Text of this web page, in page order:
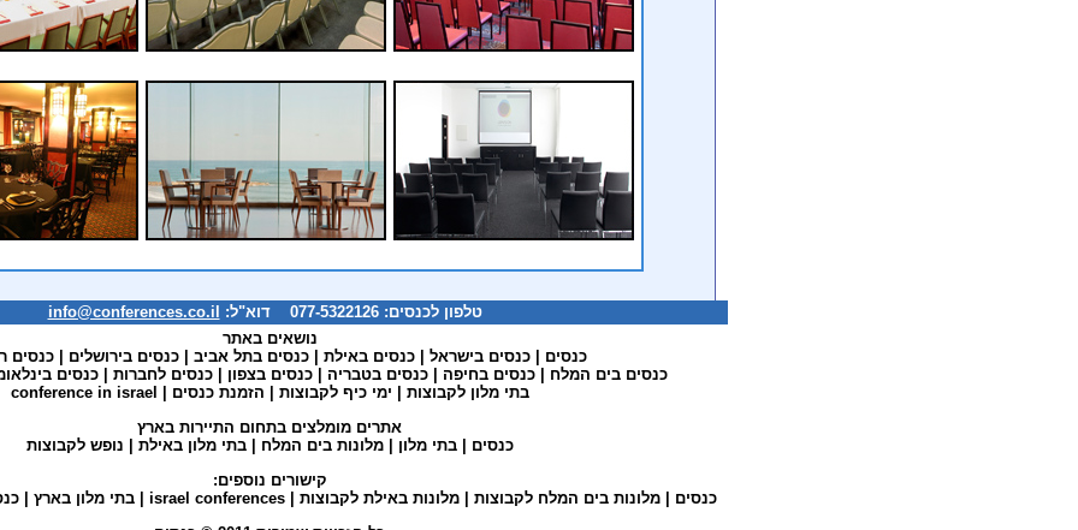
טלפון לכנסים: 077-5322126 דוא"ל:
info@conferences.co.il
נושאים באתר
כנסים |כנסים בישראל |כנסים באילת |כנסים בתל אביב |כנסים בירושלים |כנסים
כנסים בים המלח |כנסים בחיפה |כנסים בטבריה |כנסים בצפון |כנסים לחברות |כנסים
בתי מלון לקבוצות
ימי כיף לקבוצות הזמנת כנסים
conference in israel
אתרים מומלצים בתחום התיירות בארץ
כנסים |בתי מלון |מלונות בים המלח |בתי מלון באילת
נופש לקבוצות
קישורים נוספים:
כנסים
מלונות בים המלח לקבוצות מלונות באילת לקבוצות israel conferences בתי מלון בארץ